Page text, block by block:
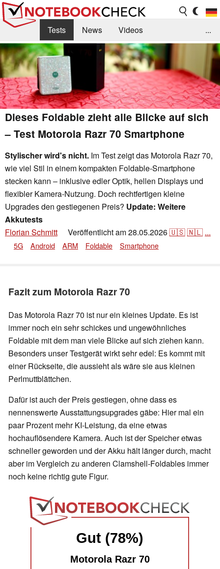
Tests News
Videos
Benchmarks & Tech
Externe Tests
Kaufberatung
Deals Suche
Jobs
Forum
...
Dieses Foldable zieht alle Blicke auf sich
– Test Motorola Razr 70 Smartphone
Stylischer wird's nicht. Im Test zeigt das Motorola Razr 70,
wie viel Stil in einem kompakten Foldable-Smartphone
stecken kann – inklusive edler Optik, hellen Displays und
flexibler Kamera-Nutzung. Doch rechtfertigen kleine
Upgrades den gestiegenen Preis? Update: Weitere
Akkutests
Florian Schmitt
Veröffentlicht am28.05.2026🇺🇸🇳🇱 ...
5G Android ARM Foldable Smartphone
Fazit zum Motorola Razr 70
Das Motorola Razr 70 ist nur ein kleines Update. Es ist
immer noch ein sehr schickes und ungewöhnliches
Foldable mit dem man viele Blicke auf sich ziehen kann.
Besonders unser Testgerät wirkt sehr edel: Es kommt mit
einer Rückseite, die aussieht als wäre sie aus kleinen
Perlmuttblättchen.
Dafür ist auch der Preis gestiegen, ohne dass es
nennenswerte Ausstattungsupgrades gäbe: Hier mal ein
paar Prozent mehr KI-Leistung, da eine etwas
hochauflösendere Kamera. Auch ist der Speicher etwas
schneller geworden und der Akku hält länger durch, macht
aber im Vergleich zu anderen Clamshell-Foldables immer
noch keine richtig gute Figur.
Gut (78%)
Motorola Razr 70